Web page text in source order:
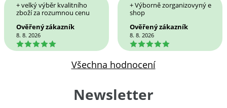
+ velký výběr kvalitního
zboží za rozumnou cenu
Ověřený zákazník
8. 8. 2026
5
+ Výborně zorganizovyný e
shop
Ověřený zákazník
8. 8. 2026
5
Všechna hodnocení
Newsletter